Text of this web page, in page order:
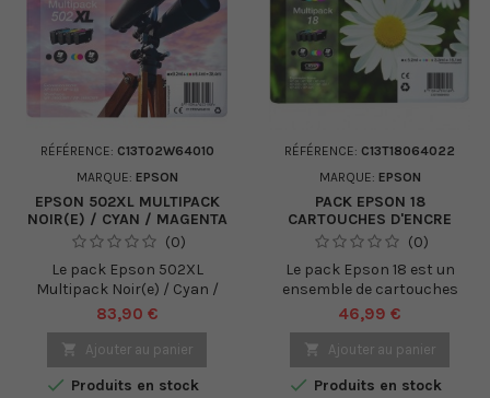
RÉFÉRENCE: C13T02W64010
MARQUE: EPSON
EPSON 502XL MULTIPACK
NOIR(E) / CYAN / MAGENTA
/ JAUNE (C13T02W64010)
(0)
Le pack Epson 502XL
Multipack Noir(e) / Cyan /
Magenta / Jaune
(C13T02W64010) est un
ensemble de cartouches
d'encre authentiques de
marque Epson. Le pack
Prix
83,90 €
 Ajouter au panier
 Produits en stock
RÉFÉRENCE: C13T18064022
MARQUE: EPSON
PACK EPSON 18
CARTOUCHES D'ENCRE
ORIGINALES C13T18064022
PÂQUERETTE
(0)
Le pack Epson 18 est un
ensemble de cartouches
d'encre d'origine conçu pour
être utilisé avec les
imprimantes jet d'encre
Epson de la série
Expression Home. Ce pack
Prix
46,99 €
 Ajouter au panier
 Produits en stock